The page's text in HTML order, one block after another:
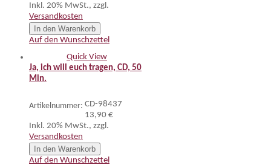
Inkl. 20% MwSt., zzgl.
Versandkosten
In den Warenkorb
Auf den Wunschzettel
Quick View
Ja, ich will euch tragen, CD, 50
Min.
Artikelnummer: CD-98437
13,90 €
Inkl. 20% MwSt., zzgl.
Versandkosten
In den Warenkorb
Auf den Wunschzettel